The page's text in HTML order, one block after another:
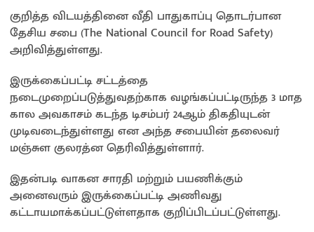
குறித்த விடயத்தினை வீதி பாதுகாப்பு தொடர்பான
தேசிய சபை (The National Council for Road Safety)
அறிவித்துள்ளது.
இருக்கைப்பட்டி சட்டத்தை
நடைமுறைப்படுத்துவதற்காக வழங்கப்பட்டிருந்த 3 மாத
கால அவகாசம் கடந்த டிசம்பர் 24ஆம் திகதியுடன்
முடிவடைந்துள்ளது என அந்த சபையின் தலைவர்
மஞ்சுள குலரத்ன தெரிவித்துள்ளார்.
இதன்படி வாகன சாரதி மற்றும் பயணிக்கும்
அனைவரும் இருக்கைப்பட்டி அணிவது
கட்டாயமாக்கப்பட்டுள்ளதாக குறிப்பிடப்பட்டுள்ளது.